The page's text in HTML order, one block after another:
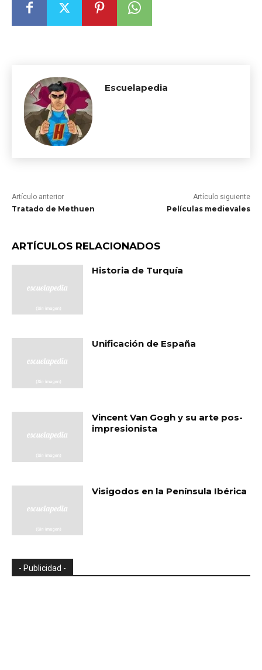
Escuelapedia
Artículo anterior
Tratado de Methuen
Artículo siguiente
Películas medievales
ARTÍCULOS RELACIONADOS
Historia de Turquía
Unificación de España
Vincent Van Gogh y su arte pos-
impresionista
Visigodos en la Península Ibérica
- Publicidad -